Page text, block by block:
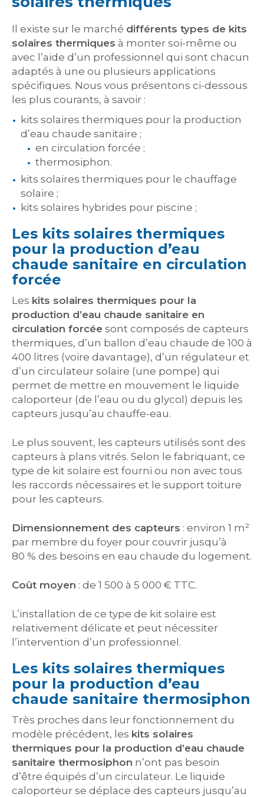
Il existe sur le marché différents types de kits
solaires thermiques à monter soi-même ou
avec l’aide d’un professionnel qui sont chacun
adaptés à une ou plusieurs applications
spécifiques. Nous vous présentons ci-dessous
les plus courants, à savoir :
kits solaires thermiques pour la production
d’eau chaude sanitaire ;
en circulation forcée ;
thermosiphon.
kits solaires thermiques pour le chauffage
solaire ;
kits solaires hybrides pour piscine ;
Les kits solaires thermiques
pour la production d’eau
chaude sanitaire en circulation
forcée
Les kits solaires thermiques pour la
production d’eau chaude sanitaire en
circulation forcée sont composés de capteurs
thermiques, d’un ballon d’eau chaude de 100 à
400 litres (voire davantage), d’un régulateur et
d’un circulateur solaire (une pompe) qui
permet de mettre en mouvement le liquide
caloporteur (de l’eau ou du glycol) depuis les
capteurs jusqu’au chauffe-eau.
Le plus souvent, les capteurs utilisés sont des
capteurs à plans vitrés. Selon le fabriquant, ce
type de kit solaire est fourni ou non avec tous
les raccords nécessaires et le support toiture
pour les capteurs.
Dimensionnement des capteurs : environ 1 m²
par membre du foyer pour couvrir jusqu’à
80 % des besoins en eau chaude du logement.
Coût moyen : de 1 500 à 5 000 € TTC.
L’installation de ce type de kit solaire est
relativement délicate et peut nécessiter
l’intervention d’un professionnel.
Les kits solaires thermiques
pour la production d’eau
chaude sanitaire thermosiphon
Très proches dans leur fonctionnement du
modèle précédent, les kits solaires
thermiques pour la production d’eau chaude
sanitaire thermosiphon n’ont pas besoin
d’être équipés d’un circulateur. Le liquide
caloporteur se déplace des capteurs jusqu’au